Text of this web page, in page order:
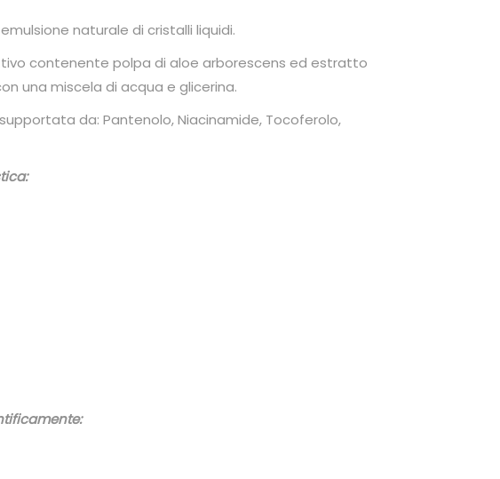
t
o
d
naturale di cristalli liquidi.
contenente polpa di aloe arborescens ed estratto
una miscela di acqua e glicerina.
da: Pantenolo, Niacinamide, Tocoferolo,